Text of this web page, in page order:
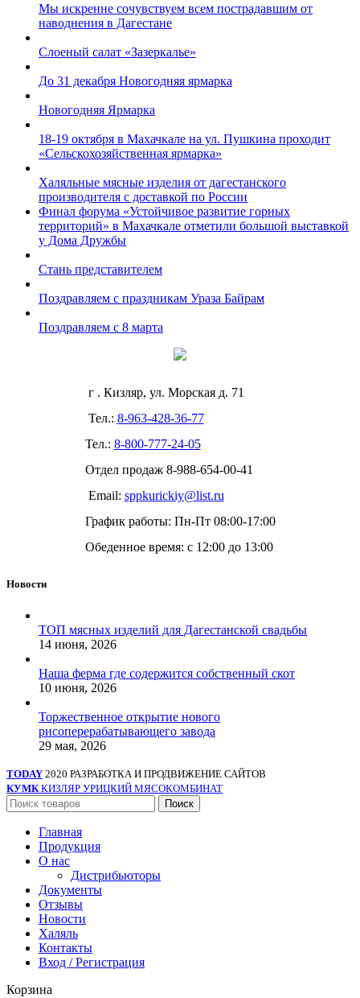
Мы искренне сочувствуем всем пострадавшим от
наводнения в Дагестане
Слоеный салат «Зазеркалье»
До 31 декабря Новогодняя ярмарка
Новогодняя Ярмарка
18-19 октября в Махачкале на ул. Пушкина проходит
«Сельскохозяйственная ярмарка»
Халяльные мясные изделия от дагестанского
производителя с доставкой по России
Финал форума «Устойчивое развитие горных
территорий» в Махачкале отметили большой выставкой
у Дома Дружбы
Стань представителем
Поздравляем с праздникам Ураза Байрам
Поздравляем с 8 марта
г . Кизляр, ул. Морская д. 71
Тел.: 8-963-428-36-77
Тел.: 8-800-777-24-05
Отдел продаж 8-988-654-00-41
Email: sppkurickiy@list.ru
График работы: Пн-Пт 08:00-17:00
Обеденное время: с 12:00 до 13:00
Новости
ТОП мясных изделий для Дагестанской свадьбы
14 июня, 2026
Наша ферма где содержится собственный скот
10 июня, 2026
Торжественное открытие нового
рисоперерабатывающего завода
29 мая, 2026
TODAY 2020 РАЗРАБОТКА И ПРОДВИЖЕНИЕ САЙТОВ
КУМК КИЗЛЯР УРИЦКИЙ МЯСОКОМБИНАТ
Поиск
Главная
Продукция
О нас
Дистрибьюторы
Документы
Отзывы
Новости
Халяль
Контакты
Вход / Регистрация
Корзина